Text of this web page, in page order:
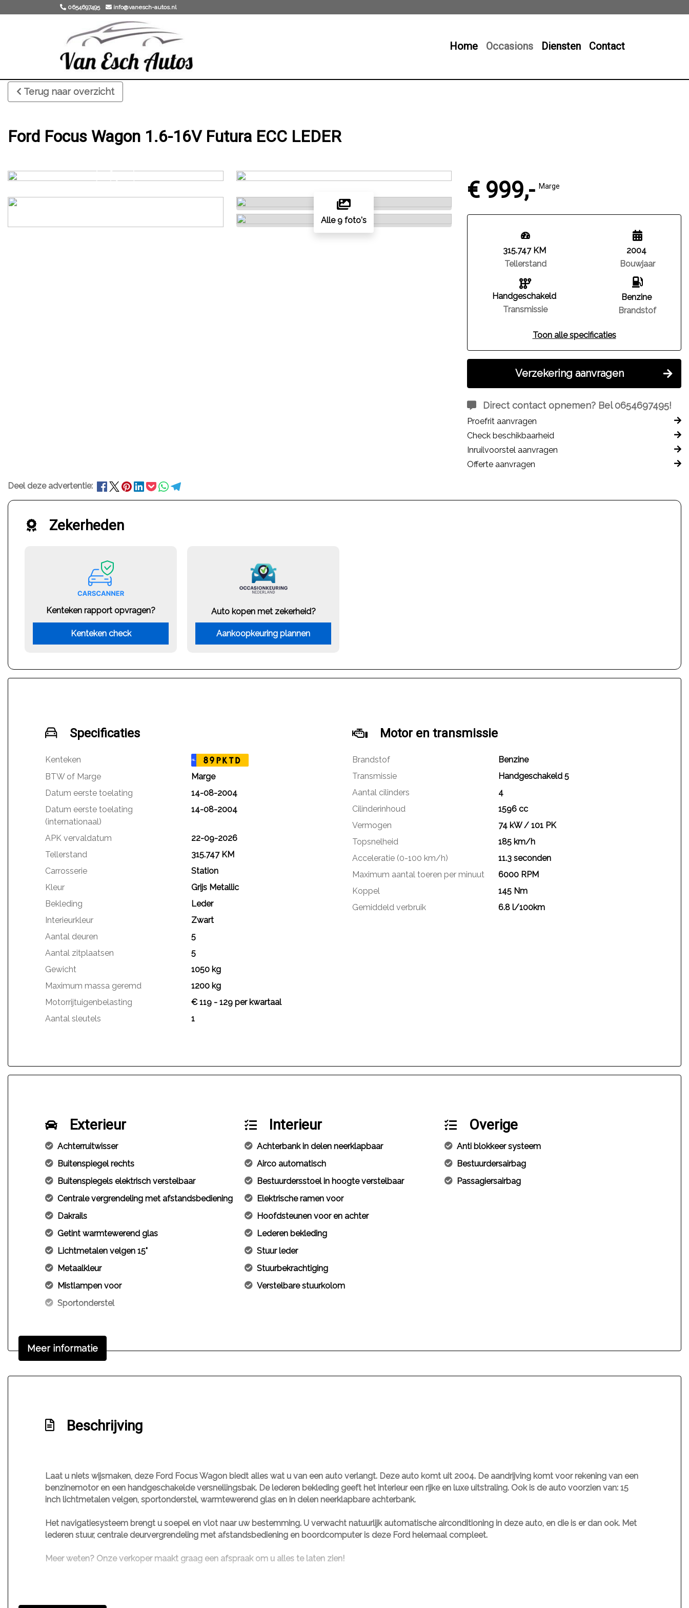
0654697495 info@vanesch-autos.nl
Home Occasions Diensten Contact
Terug naar overzicht
Ford Focus Wagon 1.6-16V Futura ECC LEDER
Alle 9 foto's
€ 999,- Marge
315.747 KM
Tellerstand
Handgeschakeld
Transmissie
2004
Bouwjaar
Benzine
Brandstof
Toon alle specificaties
Verzekering aanvragen
Direct contact opnemen? Bel 0654697495!
Proefrit aanvragen
Check beschikbaarheid
Inruilvoorstel aanvragen
Offerte aanvragen
Deel deze advertentie:
Zekerheden
Kenteken rapport opvragen?
Kenteken check
Auto kopen met zekerheid?
Aankoopkeuring plannen
Specificaties
Kenteken NL 89PKTD
BTW of Marge
Marge
Datum eerste toelating
14-08-2004
Datum eerste toelating
(internationaal)
14-08-2004
APK vervaldatum
22-09-2026
Tellerstand
315.747 KM
Carrosserie
Station
Kleur
Grijs Metallic
Bekleding
Leder
Interieurkleur
Zwart
Aantal deuren
5
Aantal zitplaatsen
5
Gewicht
1050 kg
Maximum massa geremd
1200 kg
Motorrijtuigenbelasting
€ 119 - 129 per kwartaal
Aantal sleutels
1
Motor en transmissie
Brandstof
Benzine
Transmissie
Handgeschakeld 5
Aantal cilinders
4
Cilinderinhoud
1596 cc
Vermogen
74 kW / 101 PK
Topsnelheid
185 km/h
Acceleratie (0-100 km/h)
11.3 seconden
Maximum aantal toeren per minuut
6000 RPM
Koppel
145 Nm
Gemiddeld verbruik
6.8 l/100km
Exterieur
Achterruitwisser
Buitenspiegel rechts
Buitenspiegels elektrisch verstelbaar
Centrale vergrendeling met afstandsbediening
Dakrails
Getint warmtewerend glas
Lichtmetalen velgen 15"
Metaalkleur
Mistlampen voor
Sportonderstel
Interieur
Achterbank in delen neerklapbaar
Airco automatisch
Bestuurdersstoel in hoogte verstelbaar
Elektrische ramen voor
Hoofdsteunen voor en achter
Lederen bekleding
Stuur leder
Stuurbekrachtiging
Verstelbare stuurkolom
Overige
Anti blokkeer systeem
Bestuurdersairbag
Passagiersairbag
Meer informatie
Beschrijving
Laat u niets wijsmaken, deze Ford Focus Wagon biedt alles wat u van een auto verlangt. Deze auto komt uit 2004. De aandrijving komt voor rekening van een
benzinemotor en een handgeschakelde versnellingsbak. De lederen bekleding geeft het interieur een rijke en luxe uitstraling. Ook is de auto voorzien van: 15
inch lichtmetalen velgen, sportonderstel, warmtewerend glas en in delen neerklapbare achterbank.
Het navigatiesysteem brengt u soepel en vlot naar uw bestemming. U verwacht natuurlijk automatische airconditioning in deze auto, en die is er dan ook. Met
lederen stuur, centrale deurvergrendeling met afstandsbediening en boordcomputer is deze Ford helemaal compleet.
Meer weten? Onze verkoper maakt graag een afspraak om u alles te laten zien!